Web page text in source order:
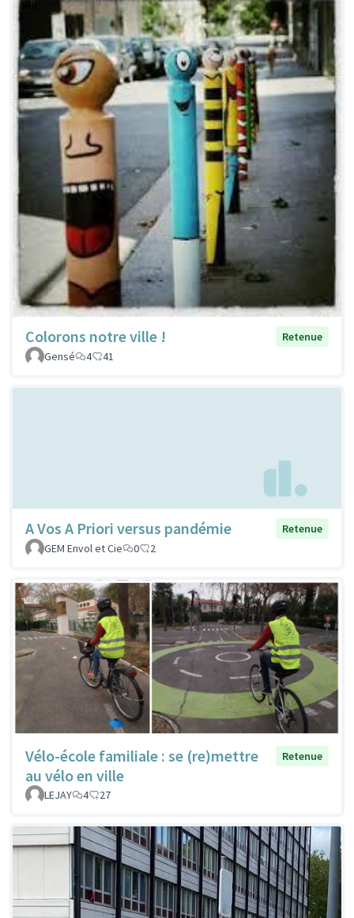
Colorons notre ville !
Retenue
Gensé
4 41
A Vos A Priori versus pandémie
Retenue
GEM Envol et Cie
0 2
Vélo-école familiale : se (re)mettre
au vélo en ville
Retenue
LEJAY 4 27